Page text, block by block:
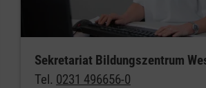
Sekretariat Bildungszentrum
Tel. 0231 496656-0